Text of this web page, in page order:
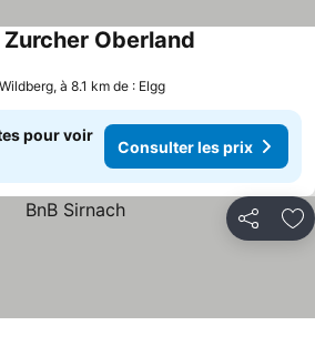
Oberland
Wildberg, à 8.1 km de : Elgg
pour voir
Consulter les prix
Partager